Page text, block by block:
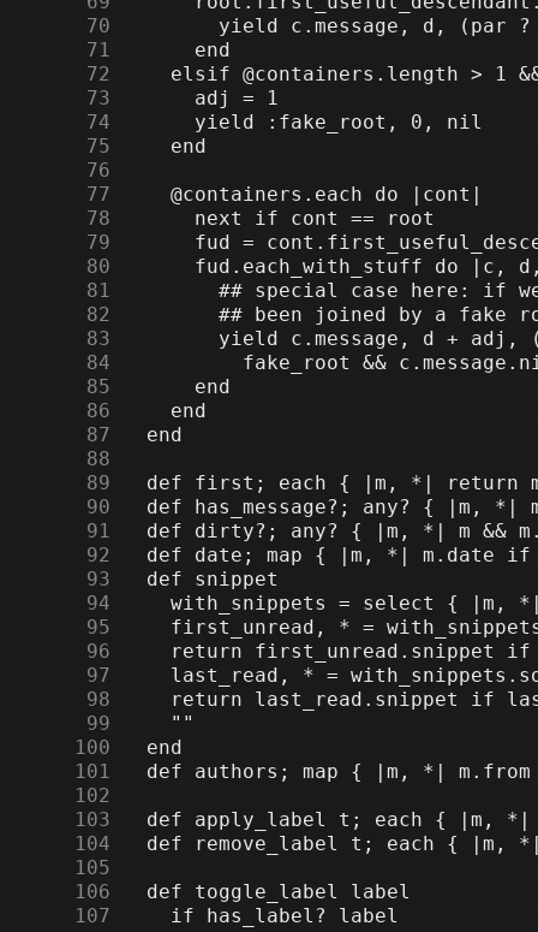
     70
     71
     72
     73
     74
     75
     76
     77
     78
     79
     80
     81
     82
     83
     84
     85
     86
     87
     88
     89
     90
     91
     92
     93
     94
     95
     96
     97
     98
     99
    100
    101
    102
    103
    104
    105
    106
    107